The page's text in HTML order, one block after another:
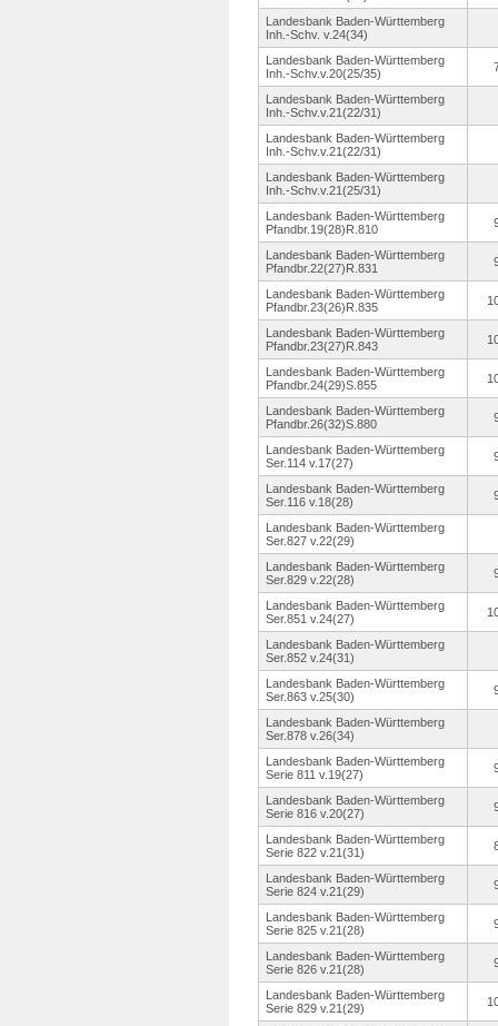
Landesbank Baden-Württemberg
Inh.-Schv. v.24(34)
Landesbank Baden-Württemberg
Inh.-Schv.v.20(25/35)
Landesbank Baden-Württemberg
Inh.-Schv.v.21(22/31)
Landesbank Baden-Württemberg
Inh.-Schv.v.21(22/31)
Landesbank Baden-Württemberg
Inh.-Schv.v.21(25/31)
Landesbank Baden-Württemberg
Pfandbr.19(28) R.810
Landesbank Baden-Württemberg
Pfandbr.22(27) R.831
Landesbank Baden-Württemberg
Pfandbr.23(26) R.835
Landesbank Baden-Württemberg
Pfandbr.23(27) R.843
Landesbank Baden-Württemberg
Pfandbr.24(29)S.855
Landesbank Baden-Württemberg
Pfandbr.26(32)S.880
Landesbank Baden-Württemberg
Ser.114 v.17(27)
Landesbank Baden-Württemberg
Ser.116 v.18(28)
Landesbank Baden-Württemberg
Ser.827 v.22(29)
Landesbank Baden-Württemberg
Ser.829 v.22(28)
Landesbank Baden-Württemberg
Ser.851 v.24(27)
Landesbank Baden-Württemberg
Ser.852 v.24(31)
Landesbank Baden-Württemberg
Ser.863 v.25(30)
Landesbank Baden-Württemberg
Ser.878 v.26(34)
Landesbank Baden-Württemberg
Serie 811 v.19(27)
Landesbank Baden-Württemberg
Serie 816 v.20(27)
Landesbank Baden-Württemberg
Serie 822 v.21(31)
Landesbank Baden-Württemberg
Serie 824 v.21(29)
Landesbank Baden-Württemberg
Serie 825 v.21(28)
Landesbank Baden-Württemberg
Serie 826 v.21(28)
Landesbank Baden-Württemberg
Serie 829 v.21(29)